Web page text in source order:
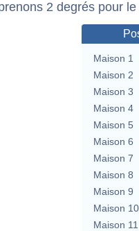
2 degrés pour
Maison 1
Maison 2
Maison 3
Maison 4
Maison 5
Maison 6
Maison 7
Maison 8
Maison 9
Maison 10
Maison 11